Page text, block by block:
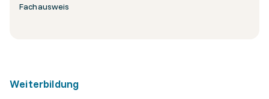
Fachausweis
Weiterbildung